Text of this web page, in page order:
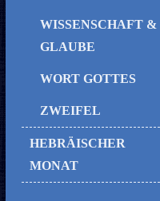
WISSENSCHAFT &
GLAUBE
WORT GOTTES
ZWEIFEL
HEBRÄISCHER
MONAT